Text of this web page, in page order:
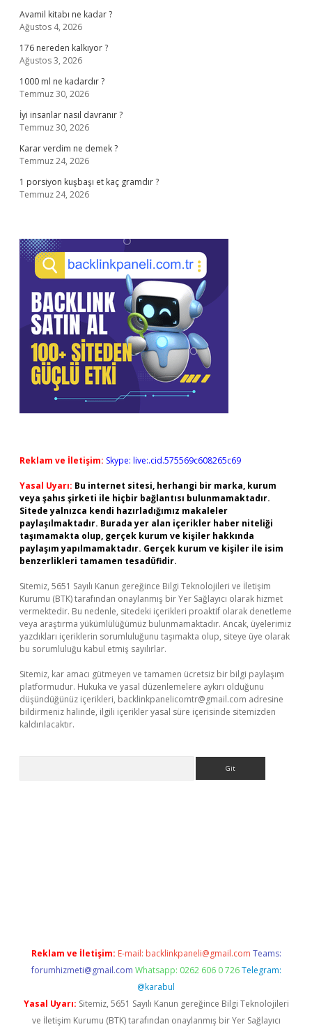
Avamil kitabı ne kadar ?
Ağustos 4, 2026
176 nereden kalkıyor ?
Ağustos 3, 2026
1000 ml ne kadardır ?
Temmuz 30, 2026
İyi insanlar nasıl davranır ?
Temmuz 30, 2026
Karar verdim ne demek ?
Temmuz 24, 2026
1 porsiyon kuşbaşı et kaç gramdır ?
Temmuz 24, 2026
Reklam ve İletişim: Skype: live:.cid.575569c608265c69
Yasal Uyarı: Bu internet sitesi, herhangi bir marka, kurum
veya şahıs şirketi ile hiçbir bağlantısı bulunmamaktadır.
Sitede yalnızca kendi hazırladığımız makaleler
paylaşılmaktadır. Burada yer alan içerikler haber niteliği
taşımamakta olup, gerçek kurum ve kişiler hakkında
paylaşım yapılmamaktadır. Gerçek kurum ve kişiler ile isim
benzerlikleri tamamen tesadüfidir.
Sitemiz, 5651 Sayılı Kanun gereğince Bilgi Teknolojileri ve İletişim
Kurumu (BTK) tarafından onaylanmış bir Yer Sağlayıcı olarak hizmet
vermektedir. Bu nedenle, sitedeki içerikleri proaktif olarak denetleme
veya araştırma yükümlülüğümüz bulunmamaktadır. Ancak, üyelerimiz
yazdıkları içeriklerin sorumluluğunu taşımakta olup, siteye üye olarak
bu sorumluluğu kabul etmiş sayılırlar.
Sitemiz, kar amacı gütmeyen ve tamamen ücretsiz bir bilgi paylaşım
platformudur. Hukuka ve yasal düzenlemelere aykırı olduğunu
düşündüğünüz içerikleri, backlinkpanelicomtr@gmail.com adresine
bildirmeniz halinde, ilgili içerikler yasal süre içerisinde sitemizden
kaldırılacaktır.
Reklam ve İletişim: E-mail: backlinkpaneli@gmail.com Teams:
forumhizmeti@gmail.com Whatsapp: 0262 606 0 726 Telegram:
@karabul
Yasal Uyarı: Sitemiz, 5651 Sayılı Kanun gereğince Bilgi Teknolojileri
ve İletişim Kurumu (BTK) tarafından onaylanmış bir Yer Sağlayıcı